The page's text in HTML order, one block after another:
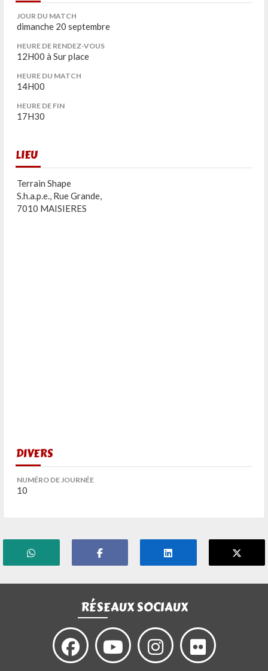
JOUR DU MATCH
dimanche 20 septembre
HEURE DE RENDEZ-VOUS
12H00 à Sur place
HEURE DU MATCH
14H00
HEURE DE FIN
17H30
LIEU
Terrain Shape
S.h.a.p.e., Rue Grande,
7010 MAISIERES
DIVERS
NUMÉRO DE JOURNÉE
10
RÉSEAUX SOCIAUX